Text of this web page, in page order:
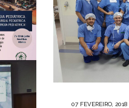
07 FEVEREIRO, 2018